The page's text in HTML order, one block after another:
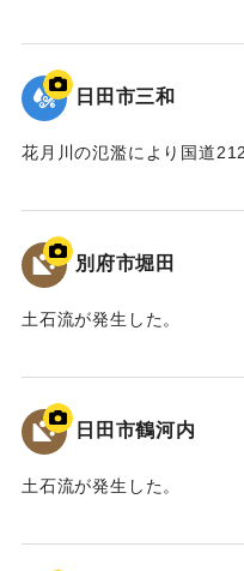
最終的に、「馬溪橋を存
防整備を行う」治水対策案
認し合意を経て、整備方針
景観保全など多分野にわた
平成30年11月 国土交通
中津市
【出典：碑文】
｜固有コード:09922073
｜固有コード:09922064
日田市三和
花月川の氾濫により国道
｜固有コード:09922063
別府市堀田
土石流が発生した。
｜固有コード:09922062
日田市鶴河内
土石流が発生した。
｜固有コード:09922061